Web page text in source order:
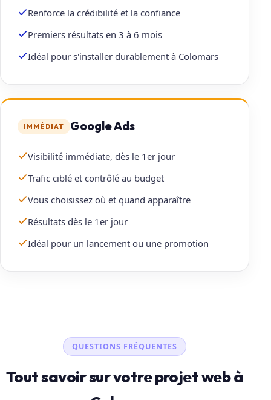
Renforce la crédibilité et la confiance
Premiers résultats en 3 à 6 mois
Idéal pour s'installer durablement à Colomars
IMMÉDIAT Google Ads
Visibilité immédiate, dès le 1er jour
Trafic ciblé et contrôlé au budget
Vous choisissez où et quand apparaître
Résultats dès le 1er jour
Idéal pour un lancement ou une promotion
QUESTIONS FRÉQUENTES
Tout savoir sur votre projet web à